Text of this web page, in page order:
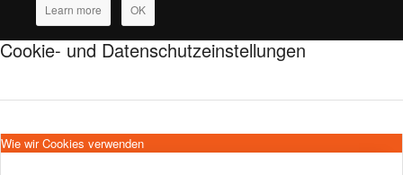
Learn more OK
Cookie- und Datenschutzeinstellungen
Wie wir Cookies verwenden